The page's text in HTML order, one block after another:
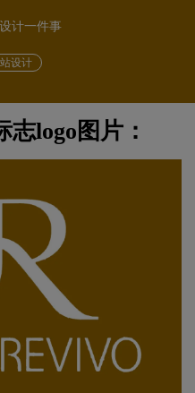
计一件事
设计
logo图片：